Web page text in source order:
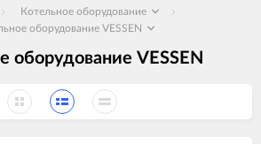
Котельное оборудование
оборудование VESSEN
оборудование VESSEN